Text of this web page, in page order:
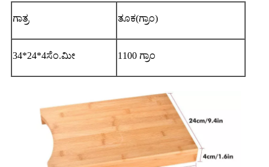
ಗಾತ್ರ ತೂಕ(ಗ್ರಾಂ)
34*24*4ಸೆಂ.ಮೀ 1100 ಗ್ರಾಂ